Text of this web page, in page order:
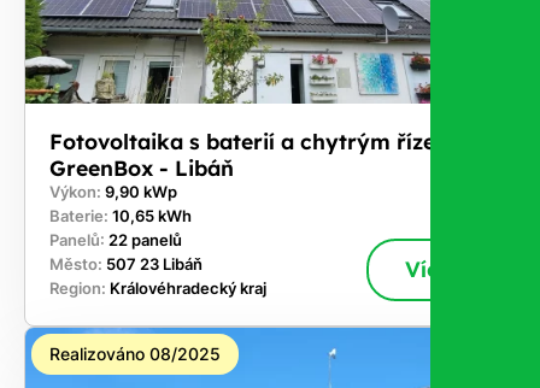
Fotovoltaika s baterií a chytrým řízením
GreenBox - Libáň
Výkon: 9,90 kWp
Baterie: 10,65 kWh
Panelů: 22 panelů
Město: 507 23 Libáň
Region: Královéhradecký kraj
Více
Realizováno 08/2025